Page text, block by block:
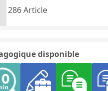
286 Article
disponible